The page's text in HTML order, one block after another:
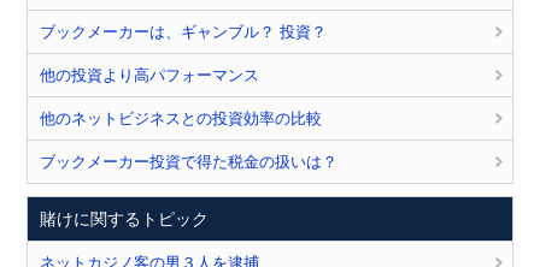
ブックメーカーは、ギャンブル？ 投資？
他の投資より高パフォーマンス
他のネットビジネスとの投資効率の比較
ブックメーカー投資で得た税金の扱いは？
賭けに関するトピック
ネットカジノ客の男３人を逮捕